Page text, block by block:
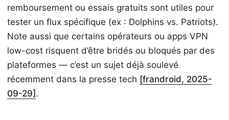
remboursement ou essais gratuits sont utiles pour
tester un flux spécifique (ex : Dolphins vs. Patriots).
Note aussi que certains opérateurs ou apps VPN
low-cost risquent d’être bridés ou bloqués par des
plateformes — c’est un sujet déjà soulevé
récemment dans la presse tech [frandroid, 2025-
09-29] .